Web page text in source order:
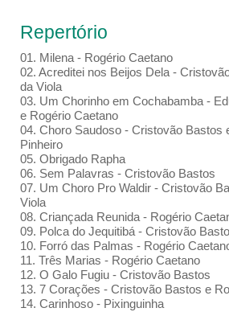
Repertório
01. Milena - Rogério Caetano
02. Acreditei nos Beijos Dela -
da Viola
03. Um Chorinho em Cochabamba -
e Rogério Caetano
04. Choro Saudoso - Cristovão Bastos
Pinheiro
05. Obrigado Rapha
06. Sem Palavras - Cristovão Bastos
07. Um Choro Pro Waldir - Cristovão
Viola
08. Criançada Reunida - Rogério
09. Polca do Jequitibá - Cristovão
10. Forró das Palmas - Rogério
11. Três Marias - Rogério Caetano
12. O Galo Fugiu - Cristovão Bastos
13. 7 Corações - Cristovão Bastos e
14. Carinhoso - Pixinguinha